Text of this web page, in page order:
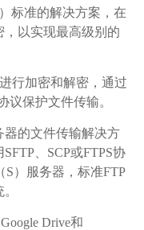
标准的解决方案，在
以实现最高级别的
行加密和解密，通过
议保护文件传输。
器的文件传输解决方
、SCP或FTPS协
S）服务器，标准FTP
Drive和